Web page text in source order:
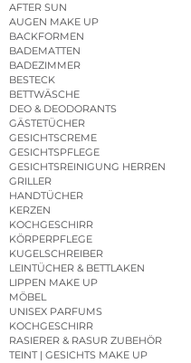
AFTER SUN
AUGEN MAKE UP
BACKFORMEN
BADEMATTEN
BADEZIMMER
BESTECK
BETTWÄSCHE
DEO & DEODORANTS
GÄSTETÜCHER
GESICHTSCREME
GESICHTSPFLEGE
GESICHTSREINIGUNG HERREN
GRILLER
HANDTÜCHER
KERZEN
KOCHGESCHIRR
KÖRPERPFLEGE
KUGELSCHREIBER
LEINTÜCHER & BETTLAKEN
LIPPEN MAKE UP
MÖBEL
UNISEX PARFUMS
KOCHGESCHIRR
RASIERER & RASUR ZUBEHÖR
TEINT | GESICHTS MAKE UP